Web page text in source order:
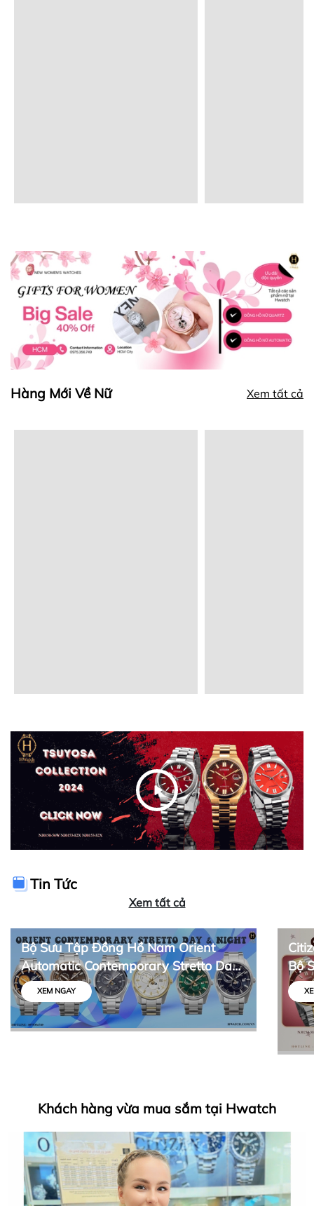
Hàng Mới Về Nữ Xem tất cả
Tin Tức
Xem tất cả
Bộ Sưu Tập Đồng Hồ Nam Orient
Automatic Contemporary Stretto Day
& Night
XEM NGAY
Bộ
Khách hàng vừa mua sắm tại Hwatch